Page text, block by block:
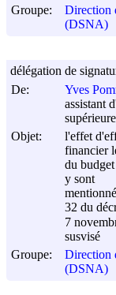
Groupe:
Direction
(DSNA)
De:
Yves
assistant
supérieure
Objet:
l'effet
financier
du
y sont
32 du
7
susvisé
Groupe:
Direction
(DSNA)
délégation de